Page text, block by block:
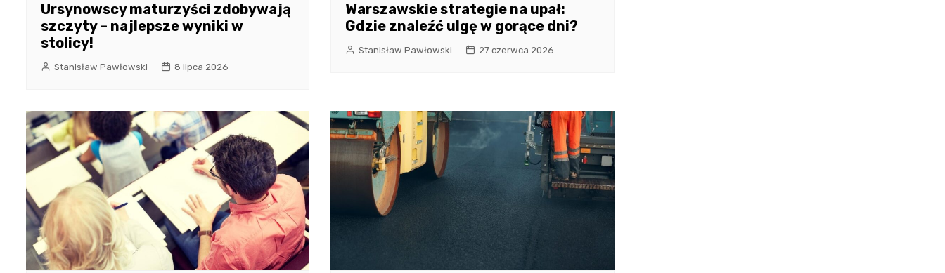
Ursynowscy maturzyści zdobywają
szczyty – najlepsze wyniki w
stolicy!
Stanisław Pawłowski 8 lipca 2026
Warszawskie strategie na upał:
Gdzie znaleźć ulgę w gorące dni?
Stanisław Pawłowski 27 czerwca 2026